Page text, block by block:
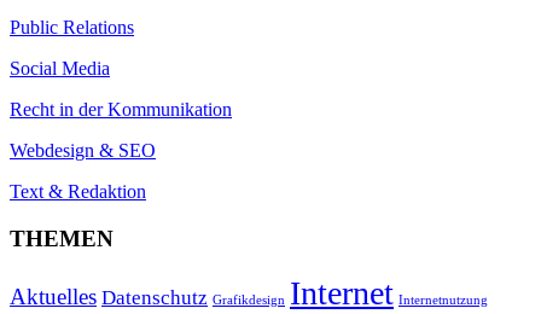
Public Relations
Social Media
Recht in der Kommunikation
Webdesign & SEO
Text & Redaktion
THEMEN
Aktuelles Datenschutz Grafikdesign Internet Internetnutzung